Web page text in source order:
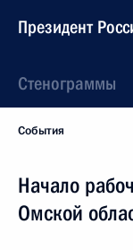
Президент
Стенограммы
События
Начало
Омской